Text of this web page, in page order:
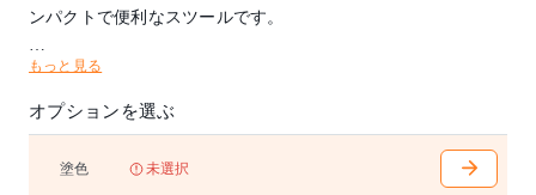
ンパクトで便利なスツールです。
※踏み台としてはご使用にならないでください。
もっと見る
オプションを選ぶ
塗色 未選択